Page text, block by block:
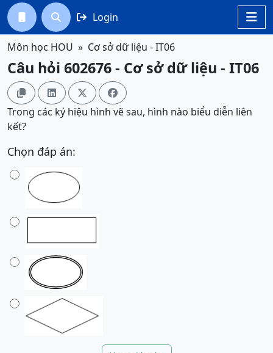

  Login
Môn học HOU Cơ sở dữ liệu - IT06
Câu hỏi 602676 - Cơ sở dữ liệu - IT06
   
Trong các ký hiệu hình vẽ sau, hình nào biểu diễn liên
kết?
Chọn đáp án: